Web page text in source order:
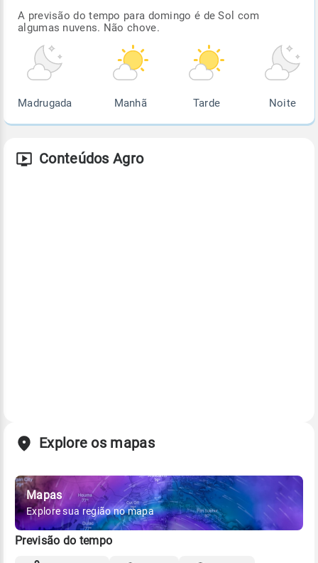
A previsão do tempo para domingo é de Sol com
algumas nuvens. Não chove.
Madrugada Manhã Tarde Noite
Conteúdos Agro
Explore os mapas
Mapas
Explore sua região no mapa
Previsão do tempo